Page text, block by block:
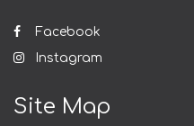
Facebook
Instagram
Site Map